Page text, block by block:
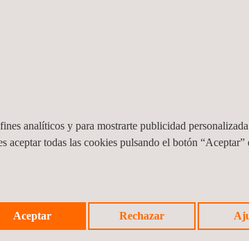
analíticos y para mostrarte publicidad
aceptar todas las cookies pulsando el botón
Aceptar Rechazar